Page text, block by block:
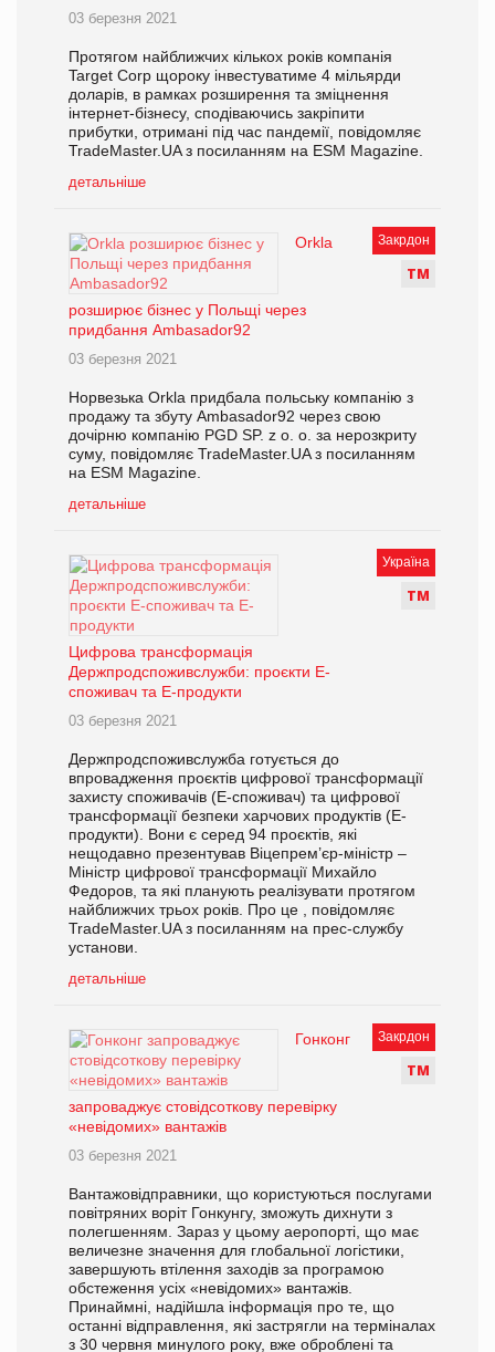
03 березня 2021
Протягом найближчих кількох років компанія
Target Corp щороку інвестуватиме 4 мільярди
доларів, в рамках розширення та зміцнення
інтернет-бізнесу, сподіваючись закріпити
прибутки, отримані під час пандемії, повідомляє
TradeMaster.UA з посиланням на ESM Magazine.
детальніше
Закрдон
ТМ
Orkla
розширює бізнес у Польщі через
придбання Ambasador92
03 березня 2021
Норвезька Orkla придбала польську компанію з
продажу та збуту Ambasador92 через свою
дочірню компанію PGD SP. z o. o. за нерозкриту
суму, повідомляє TradeMaster.UA з посиланням
на ESM Magazine.
детальніше
Україна
ТМ
Цифрова трансформація
Держпродспоживслужби: проєкти Е-
споживач та Е-продукти
03 березня 2021
Держпродспоживслужба готується до
впровадження проєктів цифрової трансформації
захисту споживачів (Е-споживач) та цифрової
трансформації безпеки харчових продуктів (Е-
продукти). Вони є серед 94 проєктів, які
нещодавно презентував Віцепрем’єр-міністр –
Міністр цифрової трансформації Михайло
Федоров, та які планують реалізувати протягом
найближчих трьох років. Про це , повідомляє
TradeMaster.UA з посиланням на прес-службу
установи.
детальніше
Закрдон
ТМ
Гонконг
запроваджує стовідсоткову перевірку
«невідомих» вантажів
03 березня 2021
Вантажовідправники, що користуються послугами
повітряних воріт Гонкунгу, зможуть дихнути з
полегшенням. Зараз у цьому аеропорті, що має
величезне значення для глобальної логістики,
завершують втілення заходів за програмою
обстеження усіх «невідомих» вантажів.
Принаймні, надійшла інформація про те, що
останні відправлення, які застрягли на терміналах
з 30 червня минулого року, вже оброблені та